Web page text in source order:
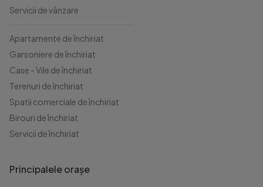
Servicii de vânzare
Apartamente de închiriat
Garsoniere de închiriat
Case - Vile de închiriat
Terenuri de închiriat
Spatii comerciale de închiriat
Birouri de închiriat
Servicii de închiriat
Principalele orașe